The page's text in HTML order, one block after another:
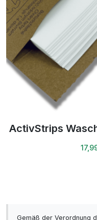
ActivStrips
Gemäß der Verordnung